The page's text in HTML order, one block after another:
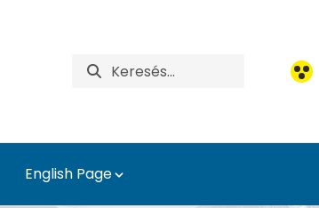
English Page